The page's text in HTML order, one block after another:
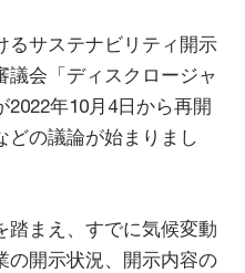
るサステナビリティ開示
議会「ディスクロージャ
年10月4日から再開
どの議論が始まりまし
踏まえ、すでに気候変動
の開示状況、開示内容の